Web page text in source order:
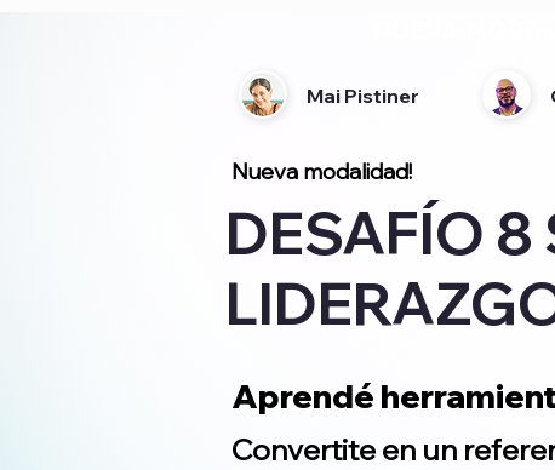
Mai Pistiner
Nueva modalidad!
DESAFÍO
Aprendé
Convertite en un